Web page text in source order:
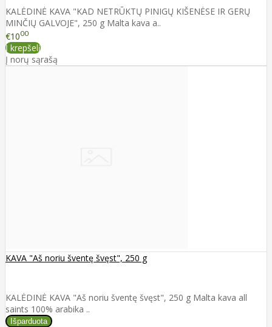
KALĖDINĖ KAVA "KAD NETRŪKTŲ PINIGŲ KIŠENĖSE IR GERŲ
MINČIŲ GALVOJE", 250 g Malta kava a..
€1000
Į krepšelį
Į norų sąrašą
KAVA "Aš noriu šventę švęst", 250 g
KALĖDINĖ KAVA "Aš noriu šventę švęst", 250 g Malta kava all
saints 100% arabika ..